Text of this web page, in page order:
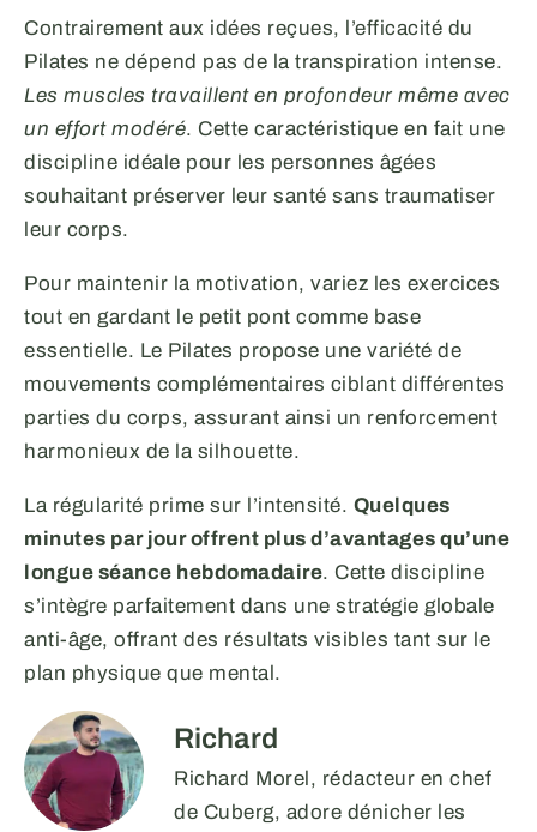
Contrairement aux idées reçues, l’efficacité du
Pilates ne dépend pas de la transpiration intense.
Les muscles travaillent en profondeur même avec
un effort modéré. Cette caractéristique en fait une
discipline idéale pour les personnes âgées
souhaitant préserver leur santé sans traumatiser
leur corps.
Pour maintenir la motivation, variez les exercices
tout en gardant le petit pont comme base
essentielle. Le Pilates propose une variété de
mouvements complémentaires ciblant différentes
parties du corps, assurant ainsi un renforcement
harmonieux de la silhouette.
La régularité prime sur l’intensité. Quelques
minutes par jour offrent plus d’avantages qu’une
longue séance hebdomadaire. Cette discipline
s’intègre parfaitement dans une stratégie globale
anti-âge, offrant des résultats visibles tant sur le
plan physique que mental.
Richard
Richard Morel, rédacteur en chef
de Cuberg, adore dénicher les